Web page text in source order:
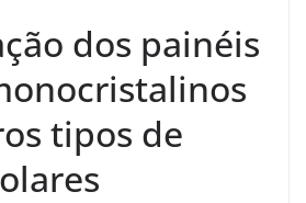
dos painéis
tipos de